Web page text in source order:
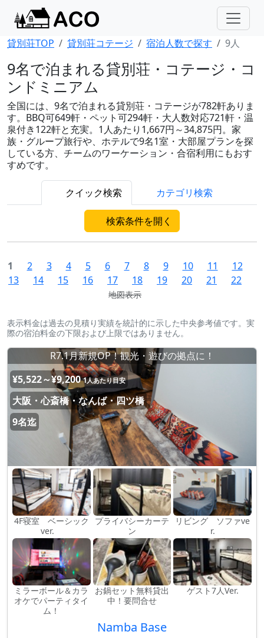
貸別荘TOP 貸別荘コテージ 宿泊人数で探す 9人
9名で泊まれる貸別荘・コテージ・コ
ンドミニアム
全国には、9名で泊まれる貸別荘・コテージが782軒ありま
す。BBQ可649軒・ペット可294軒・大人数対応721軒・温
泉付き122軒と充実。1人あたり1,667円～34,875円。家
族・グループ旅行や、ホテルで9名1室・大部屋プランを探
している方、チームのワーケーション・合宿利用にもおす
すめです。
クイック検索 カテゴリ検索
検索条件を開く
1 2 3 4 5 6 7 8 9 10 11
12
13
14 15 16 17 18 19 20 21 22
地図表示
表示料金は過去の見積り実績を統計的に示した中央参考値です。実
際の宿泊料金の下限および上限ではありません。
R7.1月新規OP！観光・遊びの拠点に！
¥5,522～¥9,200 1人あたり目安
大阪・心斎橋・なんば・四ツ橋
9名迄
4F寝室 ベーシック
ver.
プライバシーカーテ
ン
リビング ソファve
r.
ミラーボール＆カラ
オケでパーティタイ
ム！
お鍋セット無料貸出
中！要問合せ
ゲスト7人Ver.
Namba Base